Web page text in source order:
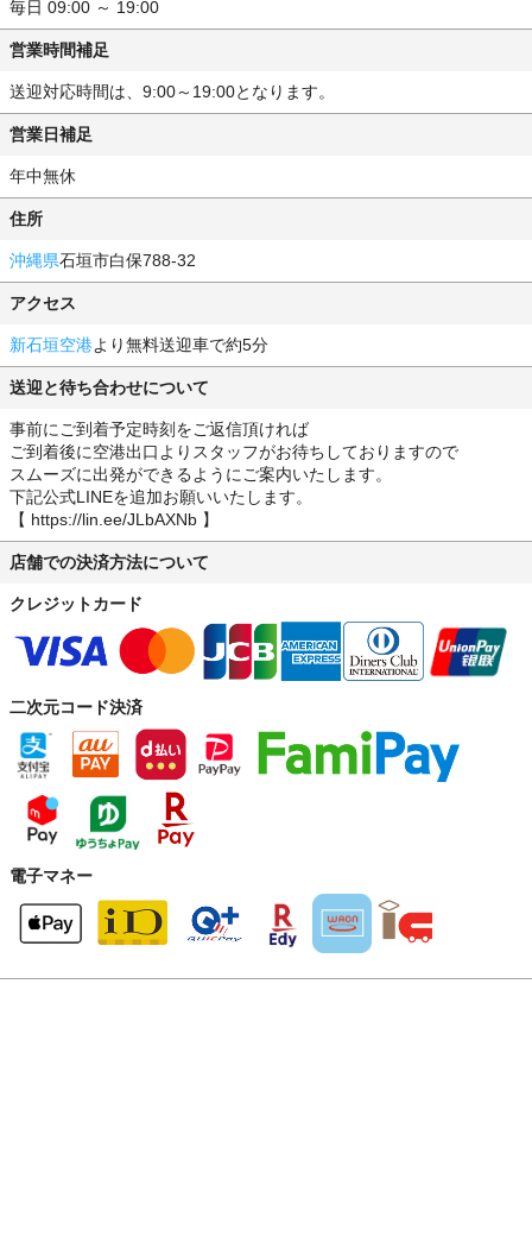
毎日 09:00 ～ 19:00
営業時間補足
送迎対応時間は、9:00～19:00となります。
営業日補足
年中無休
住所
沖縄県石垣市白保788-32
アクセス
新石垣空港より無料送迎車で約5分
送迎と待ち合わせについて
事前にご到着予定時刻をご返信頂ければ
ご到着後に空港出口よりスタッフがお待ちしておりますので
スムーズに出発ができるようにご案内いたします。
下記公式LINEを追加お願いいたします。
【 https://lin.ee/JLbAXNb 】
店舗での決済方法について
クレジットカード
二次元コード決済
電子マネー